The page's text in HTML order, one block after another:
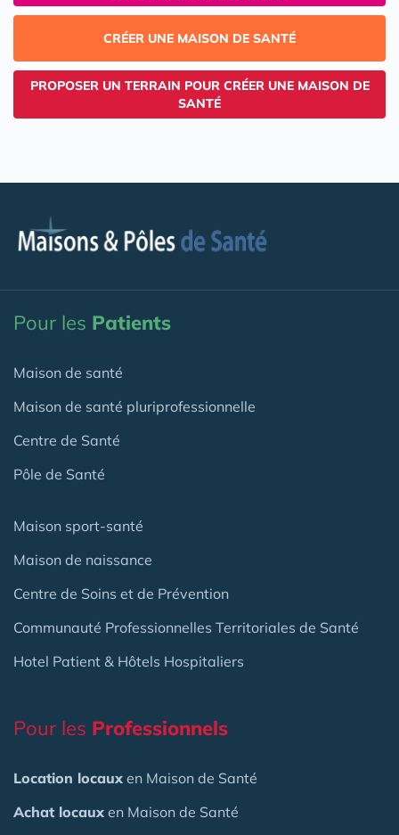
CRÉER UNE MAISON DE SANTÉ
PROPOSER UN TERRAIN POUR CRÉER UNE MAISON DE
SANTÉ
Pour les Patients
Maison de santé
Maison de santé pluriprofessionnelle
Centre de Santé
Pôle de Santé
Maison sport-santé
Maison de naissance
Centre de Soins et de Prévention
Communauté Professionnelles Territoriales de Santé
Hotel Patient & Hôtels Hospitaliers
Pour les Professionnels
Location locaux en Maison de Santé
Achat locaux en Maison de Santé